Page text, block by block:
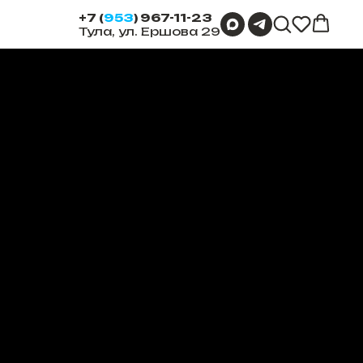
+7 (953) 967-11-23
Тула, ул. Ершова 29